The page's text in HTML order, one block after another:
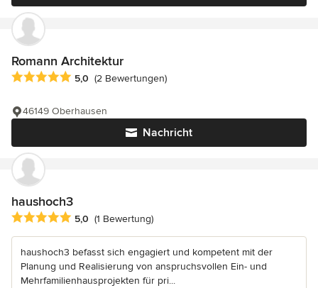
Romann Architektur
Durchschnittliche Bewertung: 5 von 5 Sternen
5,0 (2 Bewertungen)
Nachricht
46149 Oberhausen
haushoch3
Durchschnittliche Bewertung: 5 von 5 Sternen
5,0 (1 Bewertung)
haushoch3 befasst sich engagiert und kompetent mit der
Planung und Realisierung von anspruchsvollen Ein- und
Mehrfamilienhausprojekten für pri...